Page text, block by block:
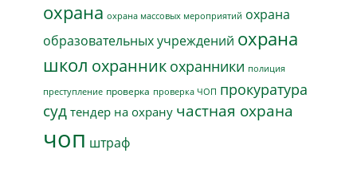
охрана охрана массовых мероприятий охрана
образовательных учреждений охрана
школ охранник охранники полиция
преступление проверка проверка ЧОП прокуратура
суд тендер на охрану частная охрана
чоп штраф